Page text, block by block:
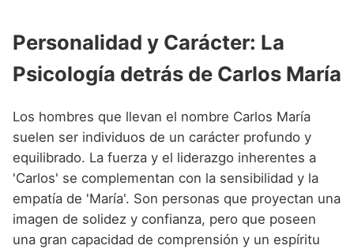
Personalidad y Carácter: La
Psicología detrás de Carlos María
Los hombres que llevan el nombre Carlos María
suelen ser individuos de un carácter profundo y
equilibrado. La fuerza y el liderazgo inherentes a
'Carlos' se complementan con la sensibilidad y la
empatía de 'María'. Son personas que proyectan una
imagen de solidez y confianza, pero que poseen
una gran capacidad de comprensión y un espíritu